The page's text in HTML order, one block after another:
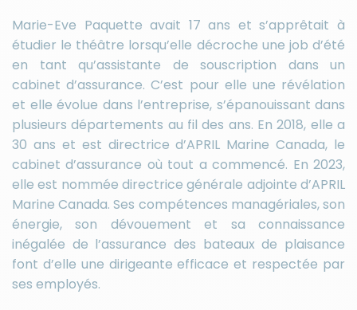
Marie-Eve Paquette avait 17 ans et s’apprêtait à
étudier le théâtre lorsqu’elle décroche une job d’été
en tant qu’assistante de souscription dans un
cabinet d’assurance. C’est pour elle une révélation
et elle évolue dans l’entreprise, s’épanouissant dans
plusieurs départements au fil des ans. En 2018, elle a
30 ans et est directrice d’APRIL Marine Canada, le
cabinet d’assurance où tout a commencé. En 2023,
elle est nommée directrice générale adjointe d’APRIL
Marine Canada. Ses compétences managériales, son
énergie, son dévouement et sa connaissance
inégalée de l’assurance des bateaux de plaisance
font d’elle une dirigeante efficace et respectée par
ses employés.